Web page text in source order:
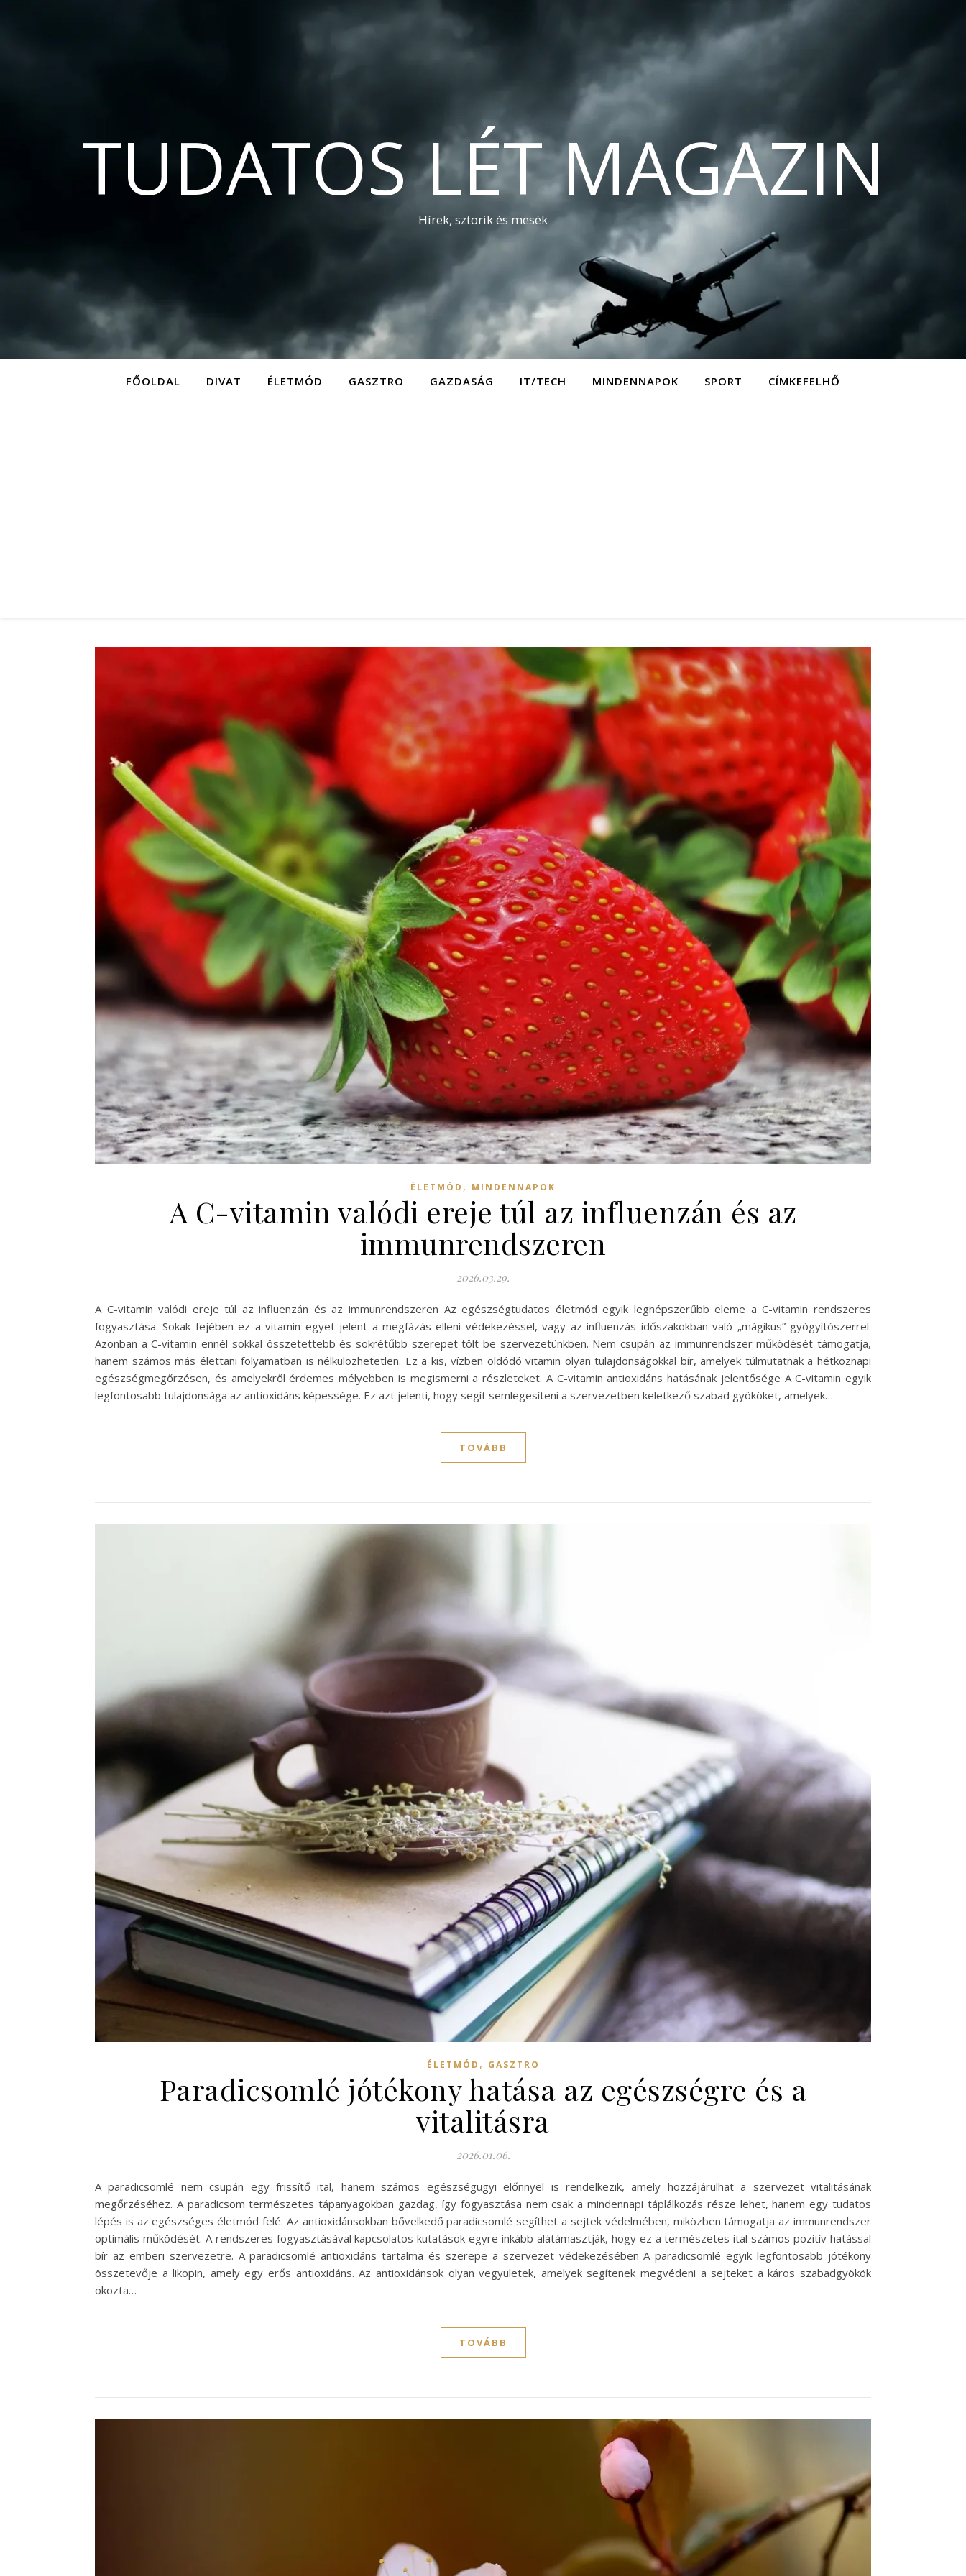
TUDATOS LÉT MAGAZIN
Hírek, sztorik és mesék
FŐOLDAL DIVAT ÉLETMÓD GASZTRO GAZDASÁG IT/TECH MINDENNAPOK SPORT CÍMKEFELHŐ
ÉLETMÓD , MINDENNAPOK
A C-vitamin valódi ereje túl az influenzán és az
immunrendszeren
2026.03.29.
A C-vitamin valódi ereje túl az influenzán és az immunrendszeren Az egészségtudatos életmód egyik legnépszerűbb eleme a C-vitamin rendszeres
fogyasztása. Sokak fejében ez a vitamin egyet jelent a megfázás elleni védekezéssel, vagy az influenzás időszakokban való „mágikus” gyógyítószerrel.
Azonban a C-vitamin ennél sokkal összetettebb és sokrétűbb szerepet tölt be szervezetünkben. Nem csupán az immunrendszer működését támogatja,
hanem számos más élettani folyamatban is nélkülözhetetlen. Ez a kis, vízben oldódó vitamin olyan tulajdonságokkal bír, amelyek túlmutatnak a hétköznapi
egészségmegőrzésen, és amelyekről érdemes mélyebben is megismerni a részleteket. A C-vitamin antioxidáns hatásának jelentősége A C-vitamin egyik
legfontosabb tulajdonsága az antioxidáns képessége. Ez azt jelenti, hogy segít semlegesíteni a szervezetben keletkező szabad gyököket, amelyek…
TOVÁBB
ÉLETMÓD , GASZTRO
Paradicsomlé jótékony hatása az egészségre és a
vitalitásra
2026.01.06.
A paradicsomlé nem csupán egy frissítő ital, hanem számos egészségügyi előnnyel is rendelkezik, amely hozzájárulhat a szervezet vitalitásának
megőrzéséhez. A paradicsom természetes tápanyagokban gazdag, így fogyasztása nem csak a mindennapi táplálkozás része lehet, hanem egy tudatos
lépés is az egészséges életmód felé. Az antioxidánsokban bővelkedő paradicsomlé segíthet a sejtek védelmében, miközben támogatja az immunrendszer
optimális működését. A rendszeres fogyasztásával kapcsolatos kutatások egyre inkább alátámasztják, hogy ez a természetes ital számos pozitív hatással
bír az emberi szervezetre. A paradicsomlé antioxidáns tartalma és szerepe a szervezet védekezésében A paradicsomlé egyik legfontosabb jótékony
összetevője a likopin, amely egy erős antioxidáns. Az antioxidánsok olyan vegyületek, amelyek segítenek megvédeni a sejteket a káros szabadgyökök
okozta…
TOVÁBB